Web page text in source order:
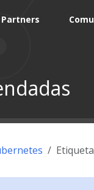
Partners